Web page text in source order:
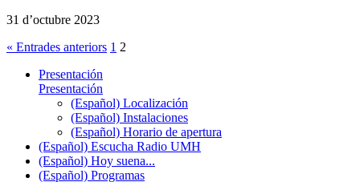
31 d’octubre 2023
« Entrades anteriors 1 2
Presentación
Presentación
(Español) Localización
(Español) Instalaciones
(Español) Horario de apertura
(Español) Escucha Radio UMH
(Español) Hoy suena...
(Español) Programas